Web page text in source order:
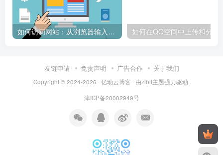
如何访问网站：从浏览器输入到页面加载的完整步骤详解
友链申请 免责声明 广告合作 关于我们
Copyright © 2024-2026 · 亿动云博客 · 由zibll主题强力驱动.
津ICP备20002949号